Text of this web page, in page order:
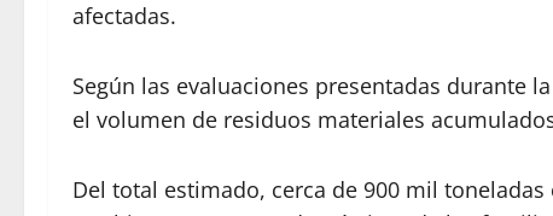
afectadas.
Según las evaluaciones presentadas durante
el volumen de residuos materiales
Del total estimado, cerca de 900 mil